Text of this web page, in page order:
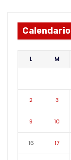
Calendario
L M
2 3
9 10
16 17